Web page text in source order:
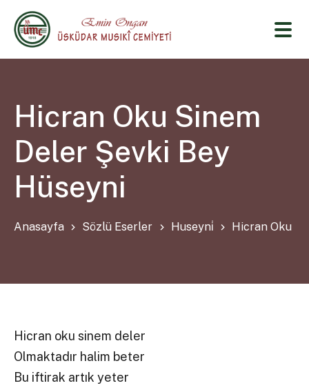
Hicran Oku Sinem
Deler Şevki Bey
Hüseyni
Anasayfa Sözlü Eserler Huseyni̇ Hicran Oku
Hicran oku sinem deler
Olmaktadır halim beter
Bu iftirak artık yeter